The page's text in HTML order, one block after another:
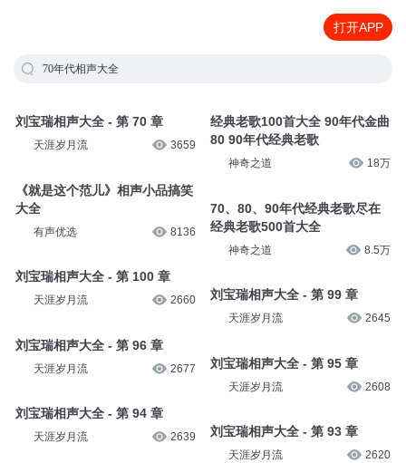
打开APP
70年代相声大全
刘宝瑞相声大全 - 第 70 章
天涯岁月流 3659
《就是这个范儿》相声小品搞笑
大全
有声优选 8136
刘宝瑞相声大全 - 第 100 章
天涯岁月流 2660
刘宝瑞相声大全 - 第 96 章
天涯岁月流 2677
刘宝瑞相声大全 - 第 94 章
天涯岁月流 2639
经典老歌100首大全 90年代金曲
80 90年代经典老歌
神奇之道 18万
70、80、90年代经典老歌尽在
经典老歌500首大全
神奇之道 8.5万
刘宝瑞相声大全 - 第 99 章
天涯岁月流 2645
刘宝瑞相声大全 - 第 95 章
天涯岁月流 2608
刘宝瑞相声大全 - 第 93 章
天涯岁月流 2620